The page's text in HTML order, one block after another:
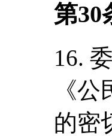
第30
16.
《
的密